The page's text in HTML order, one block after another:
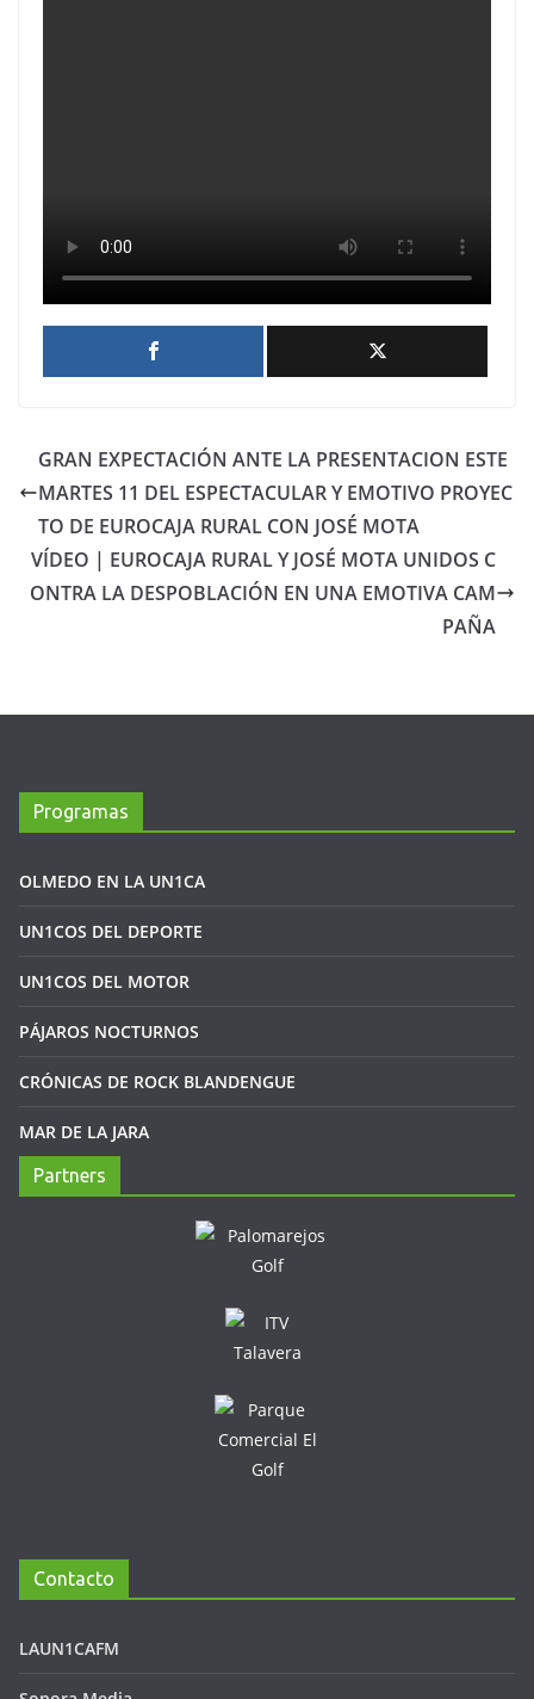
GRAN EXPECTACIÓN ANTE LA PRESENTACION ESTE
MARTES 11 DEL ESPECTACULAR Y EMOTIVO PROYEC
TO DE EUROCAJA RURAL CON JOSÉ MOTA
VÍDEO | EUROCAJA RURAL Y JOSÉ MOTA UNIDOS C
ONTRA LA DESPOBLACIÓN EN UNA EMOTIVA CAM
PAÑA
Programas
OLMEDO EN LA UN1CA
UN1COS DEL DEPORTE
UN1COS DEL MOTOR
PÁJAROS NOCTURNOS
CRÓNICAS DE ROCK BLANDENGUE
MAR DE LA JARA
Partners
Contacto
LAUN1CAFM